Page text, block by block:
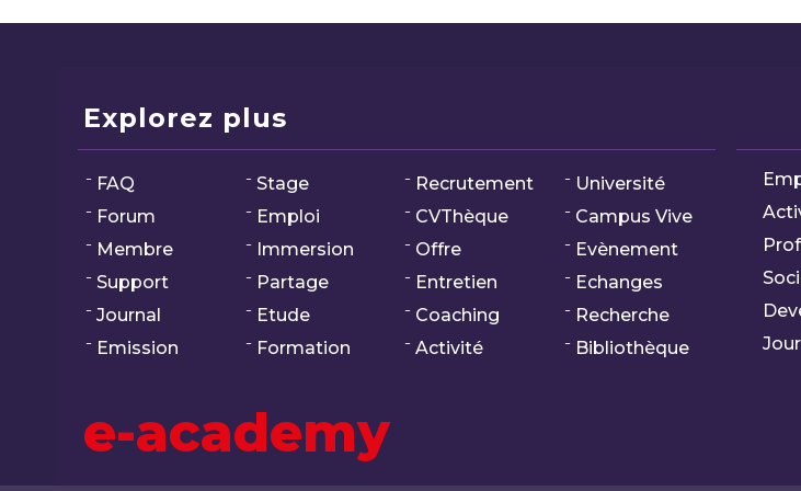
Explorez plus
FAQ
Forum
Membre
Support
Journal
Emission
Stage
Emploi
Immersion
Partage
Etude
Formation
Recrutement
CVThèque
Offre
Entretien
Coaching
Activité
Université
Campus Vive
Evènement
Echanges
Recherche
Bibliothèque
e-academy